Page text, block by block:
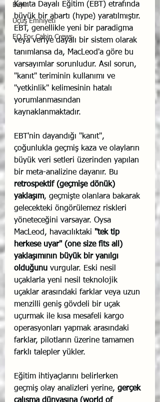
Beyin
Uçuş Emniyeti
EQ For Cabin Crews
Kanıta Dayalı Eğitim (EBT) etrafında
büyük bir abartı (hype) yaratılmıştır.
EBT, genellikle yeni bir paradigma
veya veriye dayalı bir sistem olarak
tanımlansa da, MacLeod'a göre bu
varsayımlar sorunludur. Asıl sorun,
"kanıt" teriminin kullanımı ve
"yetkinlik" kelimesinin hatalı
yorumlanmasından
kaynaklanmaktadır.
EBT'nin dayandığı "kanıt",
çoğunlukla geçmiş kaza ve olayların
büyük veri setleri üzerinden yapılan
bir meta-analizine dayanır. Bu
retrospektif (geçmişe dönük)
yaklaşım, geçmişte olanlara bakarak
gelecekteki öngörülemez riskleri
yöneteceğini varsayar. Oysa
MacLeod, havacılıktaki "tek tip
herkese uyar" (one size fits all)
yaklaşımının büyük bir yanılgı
olduğunu vurgular. Eski nesil
uçaklarla yeni nesil teknolojik
uçaklar arasındaki farklar veya uzun
menzilli geniş gövdeli bir uçak
uçurmak ile kısa mesafeli kargo
operasyonları yapmak arasındaki
farklar, pilotların üzerine tamamen
farklı talepler yükler.
Eğitim ihtiyaçlarını belirlerken
geçmiş olay analizleri yerine, gerçek